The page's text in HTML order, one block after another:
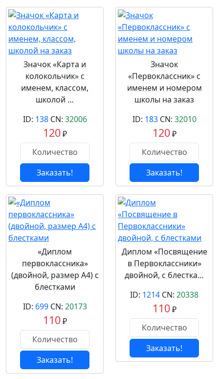
Значок «Карта и
колокольчик» с
именем, классом,
школой …
ID: 138CN: 32006
120₽
Заказать!
Значок
«Первоклассник» с
именем и номером
школы на заказ
ID: 183CN: 32010
120₽
Заказать!
«Диплом
первоклассника»
(двойной, размер А4) с
блестками
ID: 699CN: 20173
110₽
Заказать!
Диплом «Посвящение
в Первоклассники»
двойной, с блестка…
ID: 1214 CN: 20338
110₽
Заказать!